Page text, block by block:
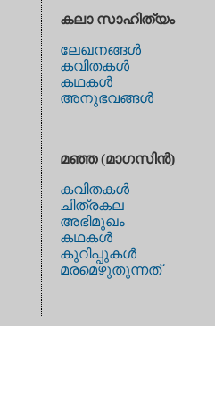
കലാ സാഹിത്യം
ലേഖനങ്ങള്‍
കവിതകള്‍
കഥകള്‍
അനുഭവങ്ങള്‍
മഞ്ഞ (മാഗസിന്‍)
കവിതകള്‍
ചിത്രകല
അഭിമുഖം
കഥകള്‍
കുറിപ്പുകള്‍
മരമെഴുതുന്നത്